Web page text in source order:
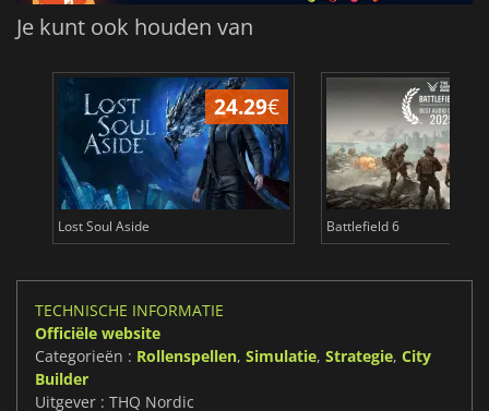
Je kunt ook houden van
24.29€
Lost Soul Aside Battlefield 6
TECHNISCHE INFORMATIE
Officiële website
Categorieën : Rollenspellen, Simulatie, Strategie, City
Builder
Uitgever : THQ Nordic